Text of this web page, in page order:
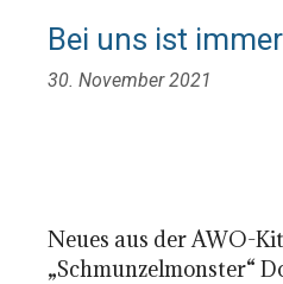
Bei uns ist
30. November 2021
Neues aus der AWO-
„Schmunzelmonster“